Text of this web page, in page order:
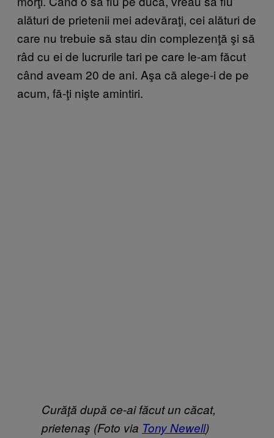
alături de prietenii mei adevăraţi, cei alături de
care nu trebuie să stau din complezenţă şi să
râd cu ei de lucrurile tari pe care le-am făcut
când aveam 20 de ani. Aşa că alege-i de pe
acum, fă-ţi nişte amintiri.
Curăţă după ce-ai făcut un căcat,
prietenaş (Foto via Tony Newell)